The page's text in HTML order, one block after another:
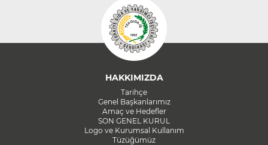
HAKKIMIZDA
Tarihçe
Genel Başkanlarımız
Amaç ve Hedefler
SON GENEL KURUL
Logo ve Kurumsal Kullanım
Tüzüğümüz